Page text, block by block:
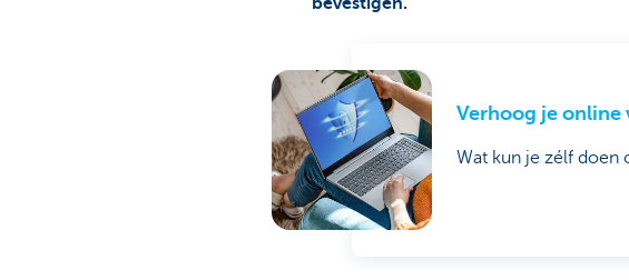
Verhoog je online
Wat kun je zélf doen